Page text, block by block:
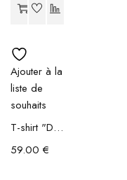
Ajouter à la
liste de
souhaits
T-shirt "Death Wish"
59.00 €